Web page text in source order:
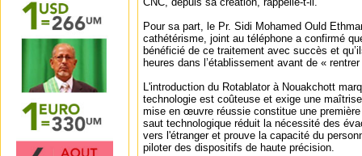
Pour sa part, le Pr. Sidi Mohamed Ould
cathétérisme, joint au téléphone a confirmé
bénéficié de ce traitement avec succès et
heures dans l’établissement avant de «
L'introduction du Rotablator à Nouakchott
technologie est coûteuse et exige une
mise en œuvre réussie constitue une première
saut technologique réduit la nécessité des
vers l'étranger et prouve la capacité du
piloter des dispositifs de haute précision.